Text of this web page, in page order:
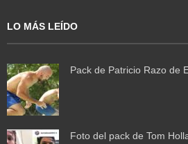
LO MÁS LEÍDO
Pack de Patricio Razo de
Foto del pack de Tom